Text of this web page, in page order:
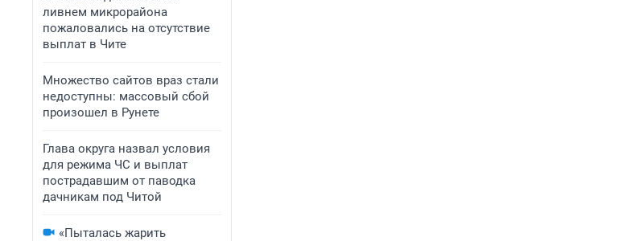
ливнем микрорайона
пожаловались на отсутствие
выплат в Чите
Множество сайтов враз стали
недоступны: массовый сбой
произошел в Рунете
Глава округа назвал условия
для режима ЧС и выплат
пострадавшим от паводка
дачникам под Читой
«Пыталась жарить